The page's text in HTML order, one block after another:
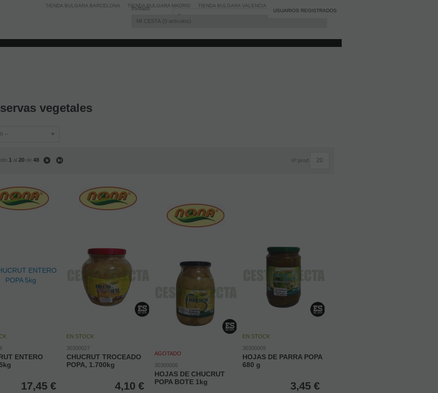
Invitado Registro/Iniciar sesión
MI CESTA 0 artículos
USUARIOS REGISTRADOS
TIENDA BULGARA BARCELONA TIENDA BULGARA MADRID TIENDA BULGARA VALENCIA
vegetales
1 al 20 de48 nº prod
ENTERO
17,45 €
EN STOCK
30300027
CHUCRUT TROCEADO
POPA, 1.700kg
4,10 €
AGOTADO
30300006
HOJAS DE CHUCRUT
POPA BOTE 1kg
EN STOCK
30300009
HOJAS DE PARRA POPA
680 g
3,45 €